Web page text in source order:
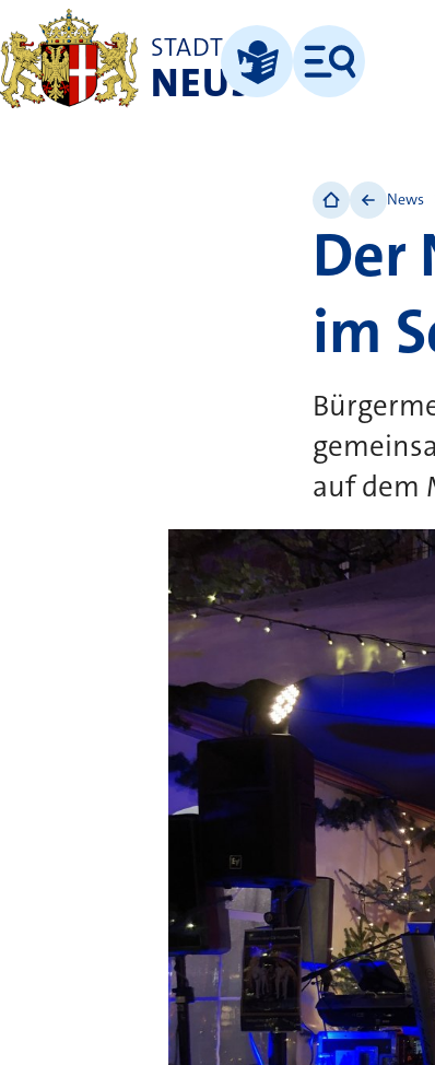
STADT
NEUSSLeichte Sprache
Menü
News
Der
im
auf dem